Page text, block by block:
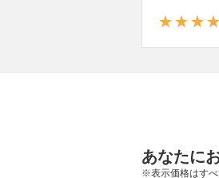
あなたに
※表示価格はす